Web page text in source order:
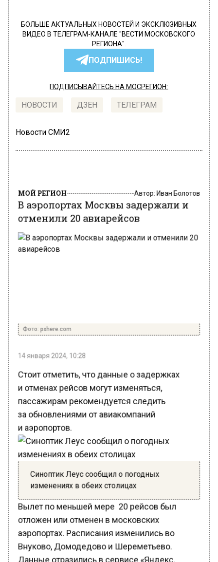
БОЛЬШЕ АКТУАЛЬНЫХ НОВОСТЕЙ И ЭКСКЛЮЗИВНЫХ
ВИДЕО В ТЕЛЕГРАМ-КАНАЛЕ "ВЕСТИ МОСКОВСКОГО
РЕГИОНА".
ПОДПИШИСЬ!
ПОДПИСЫВАЙТЕСЬ НА МОСРЕГИОН:
НОВОСТИ ДЗЕН ТЕЛЕГРАМ
Новости СМИ2
В аэропортах Москвы задержали и
отменили 20 авиарейсов
Стоит отметить, что данные о задержках
и отменах рейсов могут изменяться,
пассажирам рекомендуется следить
за обновлениями от авиакомпаний
и аэропортов.
Синоптик Леус сообщил о погодных
изменениях в обеих столицах
Вылет по меньшей мере 20 рейсов был
отложен или отменен в московских
аэропортах. Расписания изменились во
Внуково, Домодедово и Шереметьево.
Данные отразились в сервисе «Яндекс.